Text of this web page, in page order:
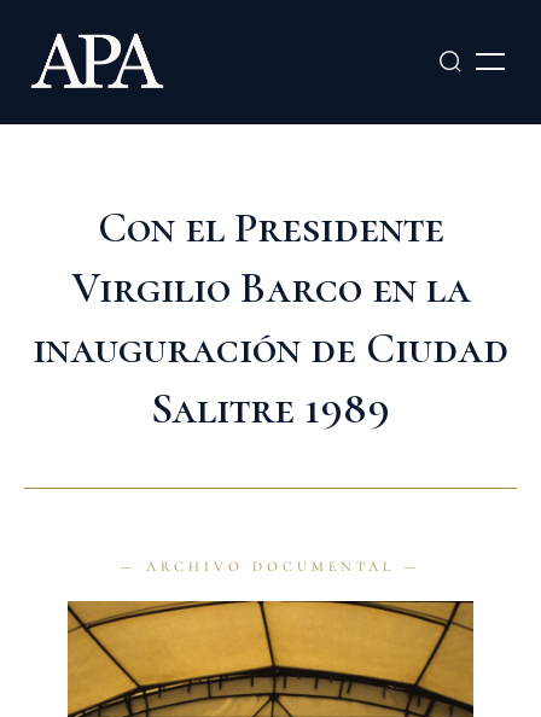
contenido
Con el Presidente
Virgilio Barco en la
inauguración de Ciudad
Salitre 1989